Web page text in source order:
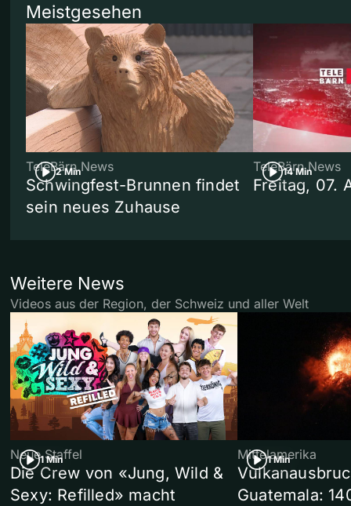
Meistgesehen
2 Min
TeleBärn News
Schwingfest-Brunnen findet
sein neues Zuhause
14 Min
TeleBärn News
Freitag, 07.
Weitere News
Videos aus der Region, der Schweiz und aller Welt
1 Min
Neue Staffel
Die Crew von «Jung, Wild &
Sexy: Refilled» macht
1 Min
Mittelamerika
Guatemala: